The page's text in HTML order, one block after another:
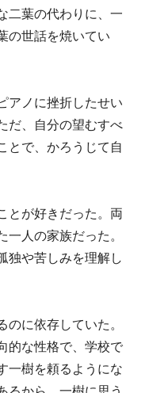
二葉の代わりに、一
の世話を焼いてい
アノに挫折したせい
だ、自分の望むすべ
とで、かろうじて自
とが好きだった。両
一人の家族だった。
独や苦しみを理解し
に依存していた。
的な性格で、学校で
一樹を頼るようにな